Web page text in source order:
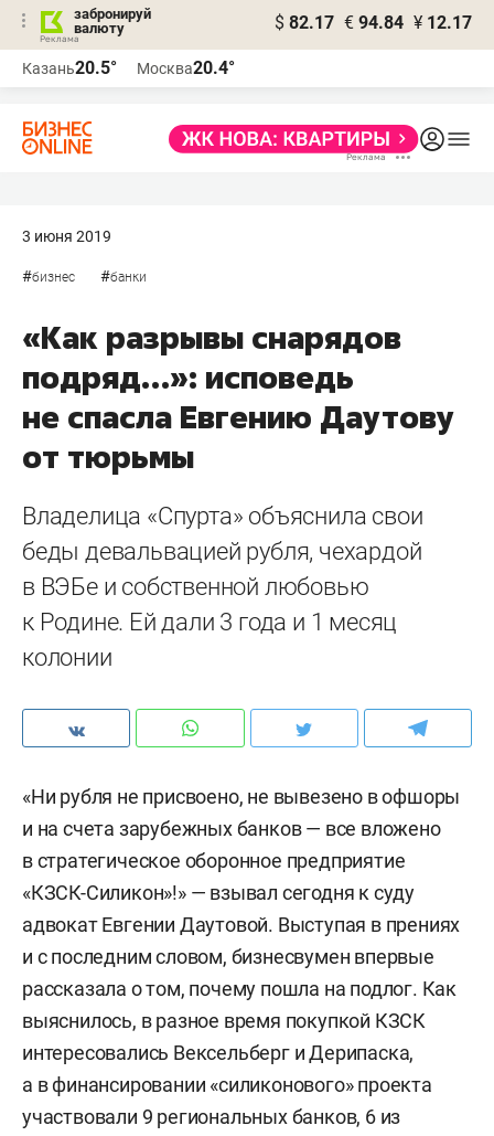
забронируй
валюту
$ 82.17 € 94.84 ¥ 12.17
Казань20.5° Москва20.4°
3 июня 2019
#бизнес #банки
«Как разрывы снарядов
подряд…»: исповедь
не спасла Евгению Даутову
от тюрьмы
Владелица «Спурта» объяснила свои
беды девальвацией рубля, чехардой
в ВЭБе и собственной любовью
к Родине. Ей дали 3 года и 1 месяц
колонии
«Ни рубля не присвоено, не вывезено в офшоры
и на счета зарубежных банков — все вложено
в стратегическое оборонное предприятие
«КЗСК-Силикон»!» — взывал сегодня к суду
адвокат Евгении Даутовой. Выступая в прениях
и с последним словом, бизнесвумен впервые
рассказала о том, почему пошла на подлог. Как
выяснилось, в разное время покупкой КЗСК
интересовались Вексельберг и Дерипаска,
а в финансировании «силиконового» проекта
участвовали 9 региональных банков, 6 из